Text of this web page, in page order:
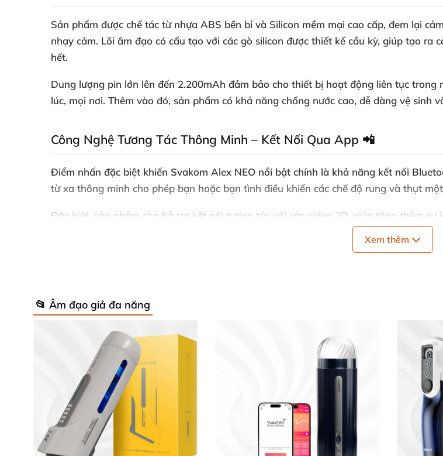
Sản phẩm được chế tác từ nhựa ABS bền bỉ và Silicon mềm mại cao cấp, đem lại
nhạy cảm. Lõi âm đạo có cấu tạo với các gò silicon được thiết kế cầu kỳ, giúp tạo
hết.
Dung lượng pin lớn lên đến 2.200mAh đảm bảo cho thiết bị hoạt động liên tục
lúc, mọi nơi. Thêm vào đó, sản phẩm có khả năng chống nước cao, dễ dàng vệ sinh
Công Nghệ Tương Tác Thông Minh – Kết Nối Qua App 📲
Điểm nhấn đặc biệt khiến Svakom Alex NEO nổi bật chính là khả năng kết nối
từ xa thông minh cho phép bạn hoặc bạn tình điều khiển các chế độ rung và thụt
Đặc biệt, sản phẩm còn hỗ trợ kết nối tương tác với các video 2D, giúp tăng thêm
chế độ cảm biến âm thanh và chức năng rung mạnh mẽ, chiếc máy này chắc chắn
✨ 7 chế độ rung linh hoạt cùng khả năng cảm biến âm thanh theo tần số cực nhạy.
🔥 Tính năng thụt tự động mô phỏng hành động như thật, cho cảm giác kích
🤫 Thiết kế ngụy trang kín đáo, phù hợp mang theo khi đi du lịch hay công tác.
💧 Chống nước tuyệt đối, dễ dàng vệ sinh và bảo quản sản phẩm.
⏳ Thời gian sử dụng dài nhờ pin 2200mAh, sạc nhanh, bền bỉ theo thời gian.
🛡 Bảo hành 12 tháng, đổi trả 1:1 nếu phát sinh lỗi trong quá trình sử dụng.
Xem thêm
📂 Âm đạo giả đa năng